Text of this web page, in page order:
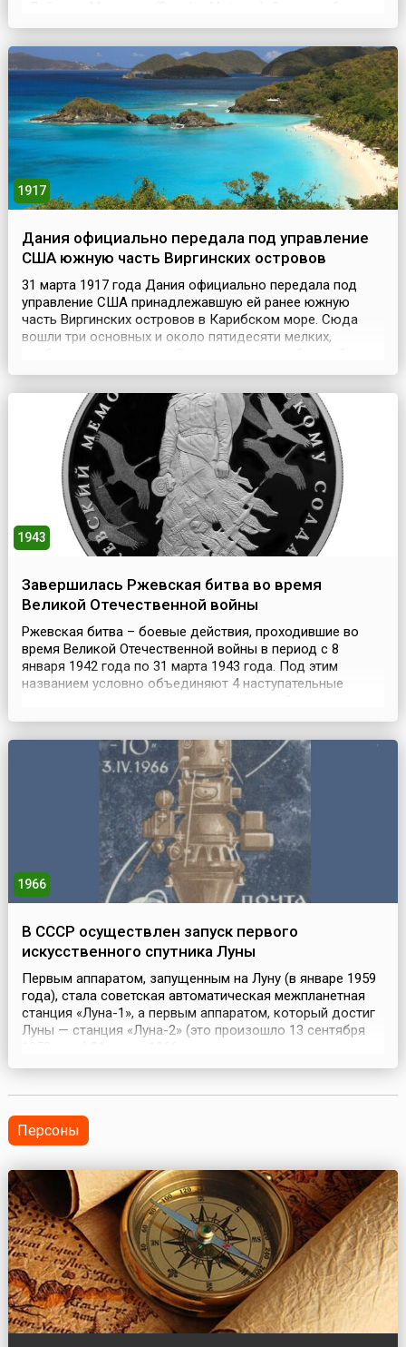
предпринят после слияния «Даймлер-Моторен» с
«ДаймлерБенц».Этот контракт был заключен на
исключительное право...
1917
Дания официально передала под управление
США южную часть Виргинских островов
31 марта 1917 года Дания официально передала под
управление США принадлежавшую ей ранее южную
часть Виргинских островов в Карибском море. Сюда
вошли три основных и около пятидесяти мелких,
подписана соответствующая конвенция. Согласно ей
миллионов долларов. Открыл острова в 1493 году
Христоф...
1943
Завершилась Ржевская битва во время
Великой Отечественной войны
Ржевская битва – боевые действия, проходившие во
время Великой Отечественной войны в период с 8
января 1942 года по 31 марта 1943 года. Под этим
названием условно объединяют 4 наступательные
Западного и Калининского фронтов против группы
направлении. Ржевская битва была одной из самых
кровопролитных битв Вел...
1966
В СССР осуществлен запуск первого
искусственного спутника Луны
Первым аппаратом, запущенным на Луну (в январе 1959
года), стала советская автоматическая межпланетная
станция «Луна-1», а первым аппаратом, который достиг
Луны — станция «Луна-2» (это произошло 13 сентября
осуществили запуск первого искусственного спутника
Байконур был осуществлён пуск ракеты...
Персоны